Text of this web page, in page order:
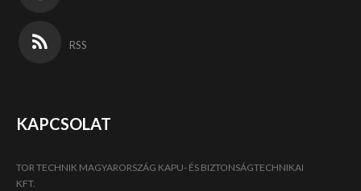
RSS
KAPCSOLAT
TOR TECHNIK MAGYARORSZÁG KAPU- ÉS BIZTONSÁGTECHNIKAI
KFT.